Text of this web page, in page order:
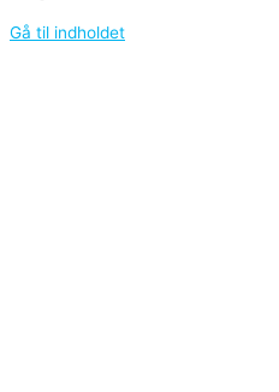
Gå til indholdet